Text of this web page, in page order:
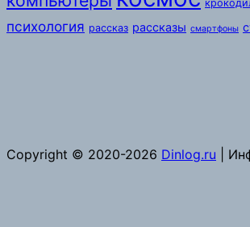
психология рассказ рассказы смартфоны
Copyright © 2020-2026 Dinlog.ru |